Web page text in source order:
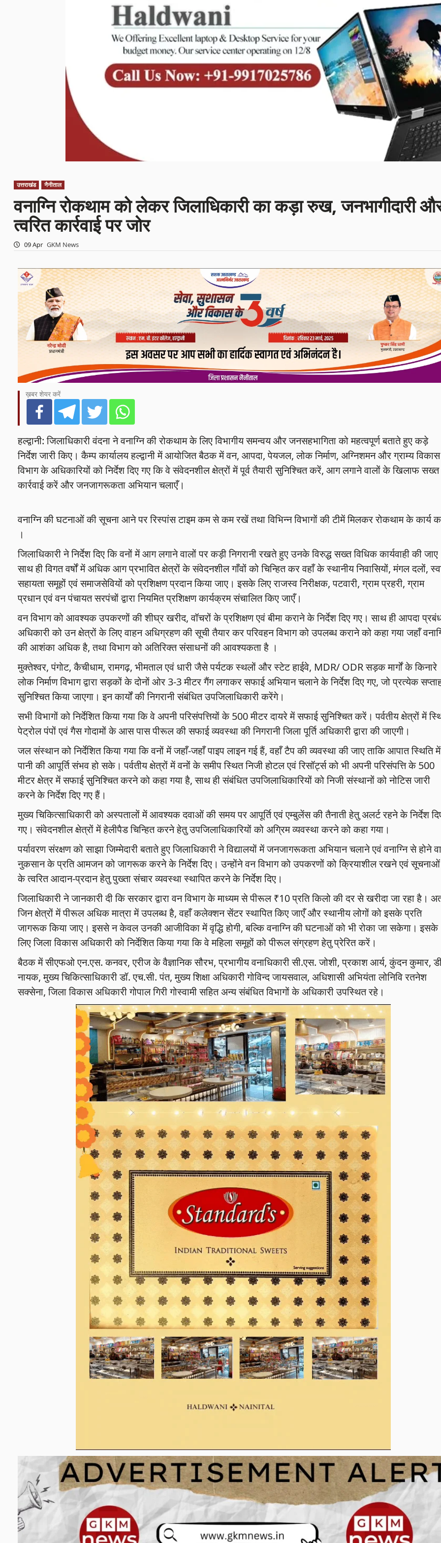
उत्तराखंड नैनीताल
वनाग्नि रोकथाम को लेकर जिलाधिकारी का कड़ा रुख, जनभागीदारी
त्वरित कार्रवाई पर जोर
09 Apr GKM News
ख़बर शेयर करें
हल्द्वानी: जिलाधिकारी वंदना ने वनाग्नि की रोकथाम के लिए विभागीय समन्वय और जनसहभागिता को महत्वपूर्ण बताते हुए कड़े
निर्देश जारी किए। कैम्प कार्यालय हल्द्वानी में आयोजित बैठक में वन, आपदा, पेयजल, लोक निर्माण, अग्निशमन और ग्राम्य विकास
विभाग के अधिकारियों को निर्देश दिए गए कि वे संवेदनशील क्षेत्रों में पूर्व तैयारी सुनिश्चित करें, आग लगाने वालों के खिलाफ सख्त
कार्रवाई करें और जनजागरूकता अभियान चलाएँ।
वनाग्नि की घटनाओं की सूचना आने पर रिस्पांस टाइम कम से कम रखें तथा विभिन्न विभागों की टीमें मिलकर रोकथाम के कार्य
।
जिलाधिकारी ने निर्देश दिए कि वनों में आग लगाने वालों पर कड़ी निगरानी रखते हुए उनके विरुद्ध सख्त विधिक कार्यवाही की
साथ ही विगत वर्षों में अधिक आग प्रभावित क्षेत्रों के संवेदनशील गाँवों को चिन्हित कर वहाँ के स्थानीय निवासियों, मंगल दलों,
सहायता समूहों एवं समाजसेवियों को प्रशिक्षण प्रदान किया जाए। इसके लिए राजस्व निरीक्षक, पटवारी, ग्राम प्रहरी, ग्राम
प्रधान एवं वन पंचायत सरपंचों द्वारा नियमित प्रशिक्षण कार्यक्रम संचालित किए जाएँ।
वन विभाग को आवश्यक उपकरणों की शीघ्र खरीद, वॉचरों के प्रशिक्षण एवं बीमा कराने के निर्देश दिए गए। साथ ही आपदा
अधिकारी को उन क्षेत्रों के लिए वाहन अधिग्रहण की सूची तैयार कर परिवहन विभाग को उपलब्ध कराने को कहा गया जहाँ
की आशंका अधिक है, तथा विभाग को अतिरिक्त संसाधनों की आवश्यकता है ।
मुक्तेश्वर, पंगोट, कैचीधाम, रामगढ़, भीमताल एवं धारी जैसे पर्यटक स्थलों और स्टेट हाईवे, MDR/ ODR सड़क मार्गों के किनारे
लोक निर्माण विभाग द्वारा सड़कों के दोनों ओर 3-3 मीटर गैंग लगाकर सफाई अभियान चलाने के निर्देश दिए गए, जो प्रत्येक
सुनिश्चित किया जाएगा। इन कार्यों की निगरानी संबंधित उपजिलाधिकारी करेंगे।
सभी विभागों को निर्देशित किया गया कि वे अपनी परिसंपत्तियों के 500 मीटर दायरे में सफाई सुनिश्चित करें। पर्वतीय क्षेत्रों में
पेट्रोल पंपों एवं गैस गोदामों के आस पास पीरूल की सफाई व्यवस्था की निगरानी जिला पूर्ति अधिकारी द्वारा की जाएगी।
जल संस्थान को निर्देशित किया गया कि वनों में जहाँ-जहाँ पाइप लाइन गई हैं, वहाँ टैप की व्यवस्था की जाए ताकि आपात स्थिति में
पानी की आपूर्ति संभव हो सके। पर्वतीय क्षेत्रों में वनों के समीप स्थित निजी होटल एवं रिसॉर्ट्स को भी अपनी परिसंपत्ति के 500
मीटर क्षेत्र में सफाई सुनिश्चित करने को कहा गया है, साथ ही संबंधित उपजिलाधिकारियों को निजी संस्थानों को नोटिस जारी
करने के निर्देश दिए गए हैं।
मुख्य चिकित्साधिकारी को अस्पतालों में आवश्यक दवाओं की समय पर आपूर्ति एवं एम्बुलेंस की तैनाती हेतु अलर्ट रहने के निर्देश
गए। संवेदनशील क्षेत्रों में हेलीपैड चिन्हित करने हेतु उपजिलाधिकारियों को अग्रिम व्यवस्था करने को कहा गया।
पर्यावरण संरक्षण को साझा जिम्मेदारी बताते हुए जिलाधिकारी ने विद्यालयों में जनजागरूकता अभियान चलाने एवं वनाग्नि से होने
नुकसान के प्रति आमजन को जागरूक करने के निर्देश दिए। उन्होंने वन विभाग को उपकरणों को क्रियाशील रखने एवं सूचनाओं
के त्वरित आदान-प्रदान हेतु पुख्ता संचार व्यवस्था स्थापित करने के निर्देश दिए।
जिलाधिकारी ने जानकारी दी कि सरकार द्वारा वन विभाग के माध्यम से पीरूल ₹10 प्रति किलो की दर से खरीदा जा रहा है।
जिन क्षेत्रों में पीरूल अधिक मात्रा में उपलब्ध है, वहाँ कलेक्शन सेंटर स्थापित किए जाएँ और स्थानीय लोगों को इसके प्रति
जागरूक किया जाए। इससे न केवल उनकी आजीविका में वृद्धि होगी, बल्कि वनाग्नि की घटनाओं को भी रोका जा सकेगा। इसके
लिए जिला विकास अधिकारी को निर्देशित किया गया कि वे महिला समूहों को पीरूल संग्रहण हेतु प्रेरित करें।
बैठक में सीएफओ एन.एस. कनवर, एरीज के वैज्ञानिक सौरभ, प्रभागीय वनाधिकारी सी.एस. जोशी, प्रकाश आर्य, कुंदन कुमार,
नायक, मुख्य चिकित्साधिकारी डॉ. एच.सी. पंत, मुख्य शिक्षा अधिकारी गोविन्द जायसवाल, अधिशासी अभियंता लोनिवि रतनेश
सक्सेना, जिला विकास अधिकारी गोपाल गिरी गोस्वामी सहित अन्य संबंधित विभागों के अधिकारी उपस्थित रहे।